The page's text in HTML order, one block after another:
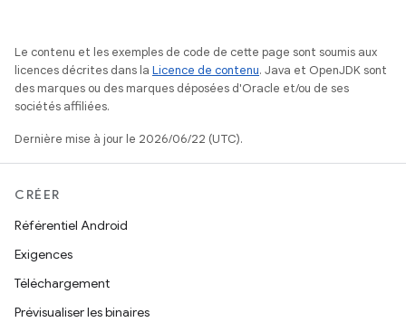
Le contenu et les exemples de code de cette page sont soumis aux
licences décrites dans la Licence de contenu. Java et OpenJDK sont
des marques ou des marques déposées d'Oracle et/ou de ses
sociétés affiliées.
Dernière mise à jour le 2026/06/22 (UTC).
CRÉER
Référentiel Android
Exigences
Téléchargement
Prévisualiser les binaires